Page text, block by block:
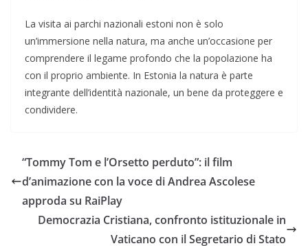
La visita ai parchi nazionali estoni non è solo
un’immersione nella natura, ma anche un’occasione per
comprendere il legame profondo che la popolazione ha
con il proprio ambiente. In Estonia la natura è parte
integrante dell’identità nazionale, un bene da proteggere e
condividere.
“Tommy Tom e l’Orsetto perduto”: il film
d’animazione con la voce di Andrea Ascolese
approda su RaiPlay
Democrazia Cristiana, confronto istituzionale in
Vaticano con il Segretario di Stato